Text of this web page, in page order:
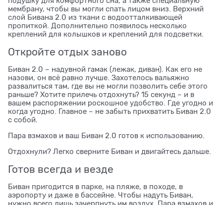
мембрану, чтобы вы могли спать лицом вниз. Верхний
слой Бивана 2.0 из ткани с водоотталкивающей
пропиткой. Дополнительно появилось несколько
креплений для колышков и креплений для подсветки.
Откройте отдых заново
Биван 2.0 – надувной гамак (лежак, диван). Как его не
назови, он всё равно лучше. Захотелось вальяжно
развалиться там, где вы не могли позволить себе этого
раньше? Хотите прилечь отдохнуть? 15 секунд – и в
вашем распоряжении роскошное удобство. Где угодно и
когда угодно. Главное – не забыть прихватить Биван 2.0
с собой.
Пара взмахов и ваш Биван 2.0 готов к использованию.
Отдохнули? Легко сверните Биван и двигайтесь дальше.
Готов всегда и везде
Биван пригодится в парке, на пляже, в походе, в
аэропорту и даже в бассейне. Чтобы надуть Биван,